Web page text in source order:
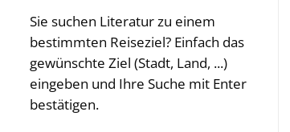
Sie suchen Literatur zu einem
bestimmten Reiseziel? Einfach das
gewünschte Ziel (Stadt, Land, ...)
eingeben und Ihre Suche mit Enter
bestätigen.